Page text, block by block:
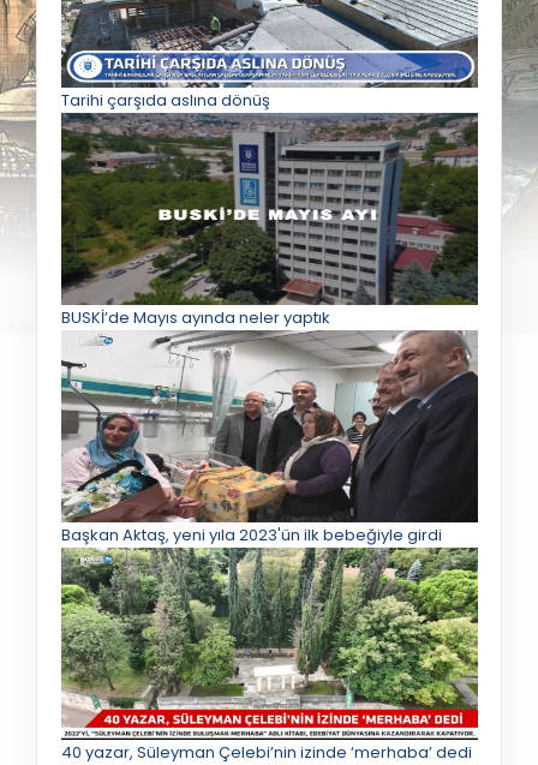
Tarihi çarşıda aslına dönüş
BUSKİ’de Mayıs ayında neler yaptık
Başkan Aktaş, yeni yıla 2023'ün ilk bebeğiyle girdi
40 yazar, Süleyman Çelebi’nin izinde ‘merhaba’ dedi